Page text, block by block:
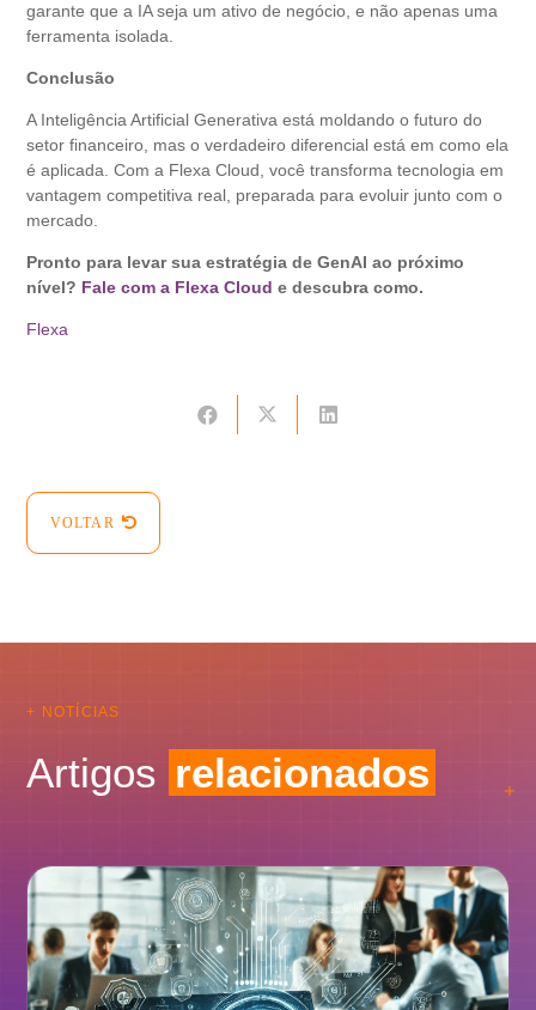
garante que a IA seja um ativo de negócio, e não apenas uma
ferramenta isolada.
Conclusão
A Inteligência Artificial Generativa está moldando o futuro do
setor financeiro, mas o verdadeiro diferencial está em como ela
é aplicada. Com a Flexa Cloud, você transforma tecnologia em
vantagem competitiva real, preparada para evoluir junto com o
mercado.
Pronto para levar sua estratégia de GenAI ao próximo
nível? Fale com a Flexa Cloude descubra como.
Flexa
VOLTAR
+ NOTÍCIAS
Artigos relacionados